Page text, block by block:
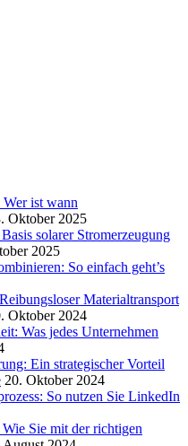
Wer ist wann
Oktober 2025
solarer Stromerzeugung
2025
So einfach geht’s
Materialtransport
Oktober 2024
Was jedes Unternehmen
Ein strategischer Vorteil
20. Oktober 2024
So nutzen Sie LinkedIn
Sie mit der richtigen